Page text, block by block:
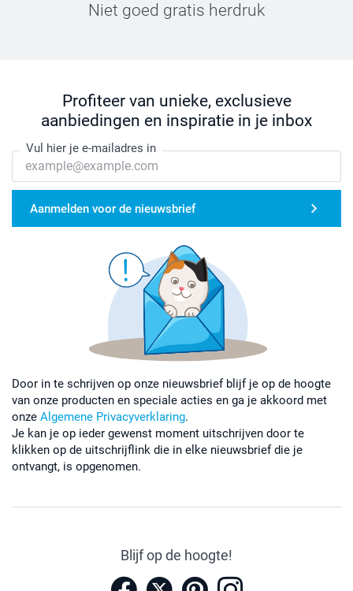
Niet goed gratis herdruk
Profiteer van unieke, exclusieve
aanbiedingen en inspiratie in je inbox
Vul hier je e-mailadres in
Aanmelden voor de nieuwsbrief
Door in te schrijven op onze nieuwsbrief blijf je op de hoogte
van onze producten en speciale acties en ga je akkoord met
onze Algemene Privacyverklaring.
Je kan je op ieder gewenst moment uitschrijven door te
klikken op de uitschrijflink die in elke nieuwsbrief die je
ontvangt, is opgenomen.
Blijf op de hoogte!